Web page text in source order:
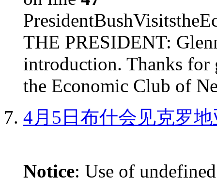
THE PRESIDENT:
introduction. Thanks for
the Economic Club of
4月5日布什会见克罗
Notice: Use of